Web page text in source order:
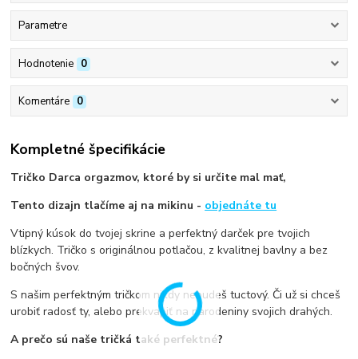
Parametre
Hodnotenie 0
Komentáre 0
Kompletné špecifikácie
Tričko Darca orgazmov, ktoré by si určite mal mať,
Tento dizajn tlačíme aj na mikinu - objednáte tu
Vtipný kúsok do tvojej skrine a perfektný darček pre tvojich
blízkych. Tričko s originálnou potlačou, z kvalitnej bavlny a bez
bočných švov.
S našim perfektným tričkom nikdy nebudeš tuctový. Či už si chceš
urobiť radosť ty, alebo prekvapiť na narodeniny svojich drahých.
A prečo sú naše tričká také perfektné?